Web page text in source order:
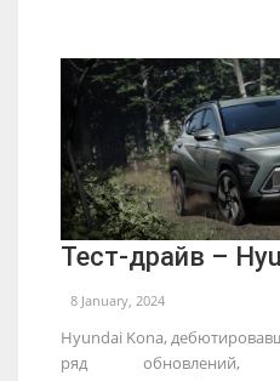
Тест-драйв –
8 January, 2024
Hyundai Kona,
ряд обновлений,